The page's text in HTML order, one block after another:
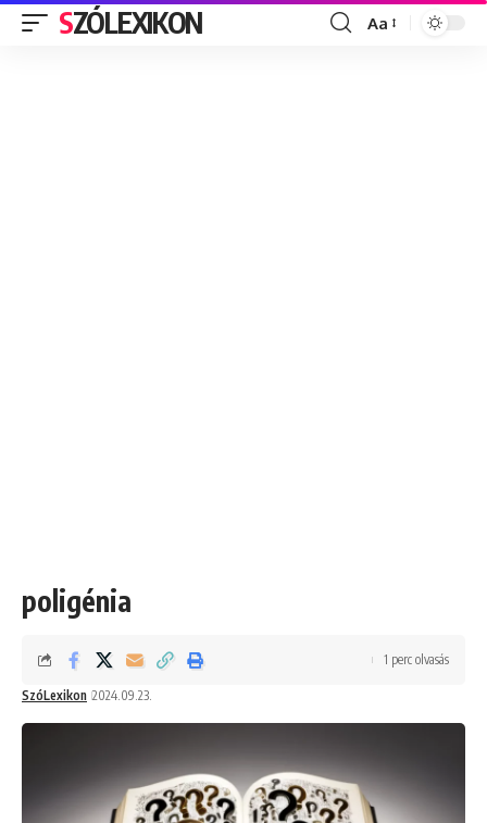
SZÓLEXIKON
Font
Aa
poligénia
SzóLexikon 2024.09.23.
1 perc olvasás